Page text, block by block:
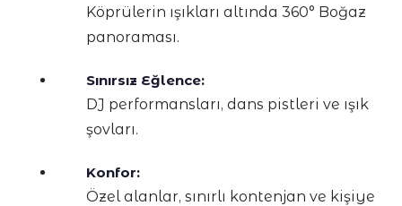
Köprülerin ışıkları altında 360° Boğaz
panoraması.
Sınırsız Eğlence:
DJ performansları, dans pistleri ve ışık
şovları.
Konfor:
Özel alanlar, sınırlı kontenjan ve kişiye